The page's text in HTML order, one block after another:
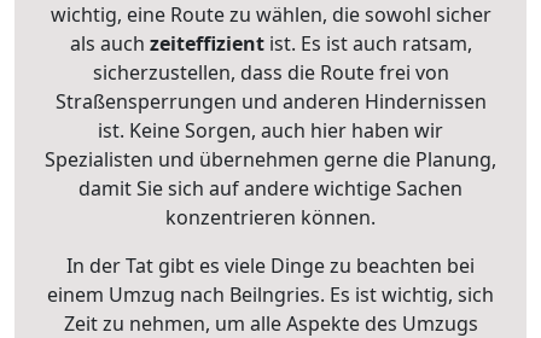
wichtig, eine Route zu wählen, die sowohl sicher
als auch zeiteffizientist. Es ist auch ratsam,
sicherzustellen, dass die Route frei von
Straßensperrungen und anderen Hindernissen
ist. Keine Sorgen, auch hier haben wir
Spezialisten und übernehmen gerne die Planung,
damit Sie sich auf andere wichtige Sachen
konzentrieren können.
In der Tat gibt es viele Dinge zu beachten bei
einem Umzug nach Beilngries. Es ist wichtig, sich
Zeit zu nehmen, um alle Aspekte des Umzugs